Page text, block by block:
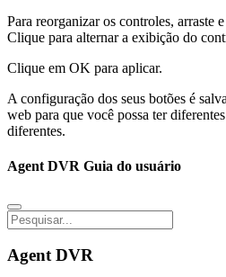
Para reorganizar os controles, arraste
Clique para alternar a exibição do
Clique em OK para aplicar.
A configuração dos seus botões é
web para que você possa ter
diferentes.
Agent DVR Guia do usuário
Agent DVR